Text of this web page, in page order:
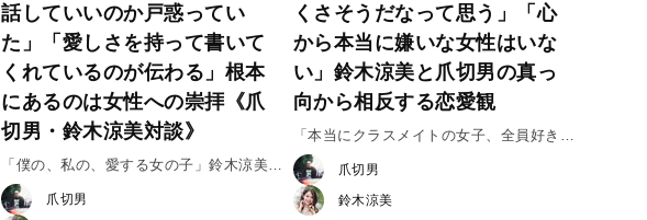
話していいのか戸惑ってい
た」「愛しさを持って書いて
くれているのが伝わる」根本
にあるのは女性への崇拝《爪
切男・鈴木涼美対談》
「僕の、私の、愛する女の子」鈴木涼美×
爪切男〈対談・後編〉
爪切男
くさそうだなって思う」「心
から本当に嫌いな女性はいな
い」鈴木涼美と爪切男の真っ
向から相反する恋愛観
「本当にクラスメイトの女子、全員好きで
した？」鈴木涼美×爪切男〈対談・前編〉
爪切男
鈴木涼美